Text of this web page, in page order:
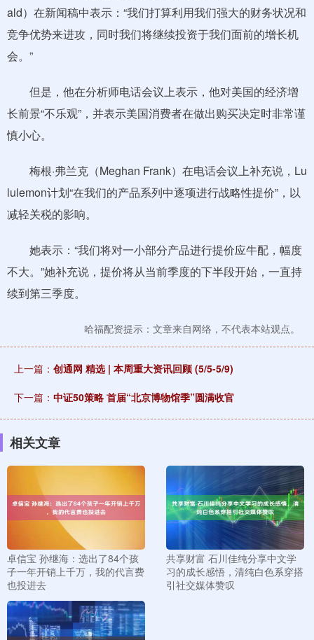
ald）在新闻稿中表示：“我们打算利用我们强大的财务状况和
竞争优势来进攻，同时我们将继续投资于我们面前的增长机
会。”
但是，他在分析师电话会议上表示，他对美国的经济增
长前景“不乐观”，并表示美国消费者在做出购买决定时非常谨
慎小心。
梅根·弗兰克（Meghan Frank）在电话会议上补充说，Lu
lulemon计划“在我们的产品系列中逐项进行战略性提价”，以
减轻关税的影响。
她表示：“我们将对一小部分产品进行提价应牛配，幅度
不大。”她补充说，提价将从当前季度的下半段开始，一直持
续到第三季度。
哈福配资提示：文章来自网络，不代表本站观点。
上一篇： 创通网 精选 | 本周重大资讯回顾 (5/5-5/9)
下一篇： 中证50策略 首届“北京博物馆季”圆满收官
相关文章
卓信宝 孙继海：选出了84个孩
子一年开销上千万，我的代言费
也投进去
共享财富 石川佳纯分享中文学
习的成长感悟，清纯白色系穿搭
引社交媒体赞叹